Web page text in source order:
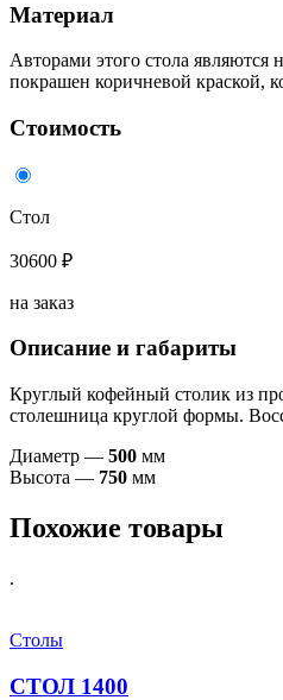
Материал
Авторами этого стола
покрашен коричневой краской,
Стоимость
Стол
30600 ₽
на заказ
Описание и габариты
Круглый кофейный столик из
столешница круглой формы.
Диаметр — 500 мм
Высота — 750 мм
Похожие товары
.
Столы
СТОЛ 1400